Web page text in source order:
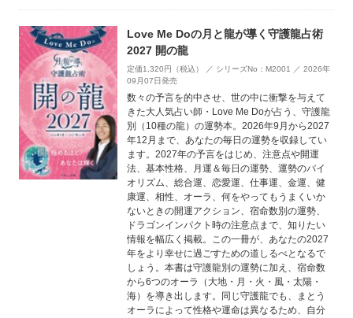
Love Me Doの月と龍が導く守護龍占術
2027 開の龍
定価1,320円（税込） ／ シリーズNo：M2001 ／ 2026年
09月07日発売
数々の予言を的中させ、世の中に衝撃を与えて
きた大人気占い師・Love Me Doが占う、守護龍
別（10種の龍）の運勢本。2026年9月から2027
年12月まで、あなたの毎日の運勢を収録してい
ます。2027年の予言をはじめ、注意点や開運
法、基本性格、月運＆毎日の運勢、運勢のバイ
オリズム、総合運、恋愛運、仕事運、金運、健
康運、相性、オーラ、何をやってもうまくいか
ないときの開運アクション、宿命数別の運勢、
ドラゴンインパクト時の注意点まで、知りたい
情報を幅広く掲載。この一冊が、あなたの2027
年をより幸せに過ごすための道しるべとなるで
しょう。本書は守護龍別の運勢に加え、宿命数
から6つのオーラ（大地・月・火・風・太陽・
海）を導き出します。同じ守護龍でも、まとう
オーラによって性格や運命は異なるため、自分